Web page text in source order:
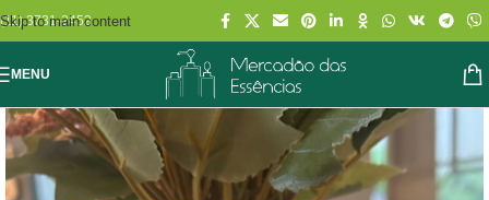
Skip to main content
(11) 3731-2452
MENU